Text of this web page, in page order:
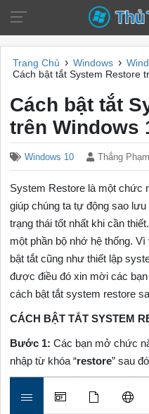
Trang Chủ › Windows ›
Cách bật tắt System Restore
Cách bật tắt
trên Windows
Windows 10 Thắng Phạm
System Restore là một chức
giúp chúng ta tự động sao
trạng thái tốt nhất khi cần
một phần bộ nhớ hệ thống.
bật tắt cũng như thiết lập
được điều đó xin mời các
cách bật tắt system restore
CÁCH BẬT TẮT SYSTEM
Bước 1:Các bạn mở chức
nhập từ khóa “restore” sau